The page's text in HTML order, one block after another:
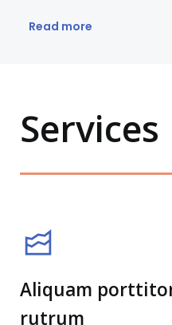
Read more
Services
Aliquam
rutrum